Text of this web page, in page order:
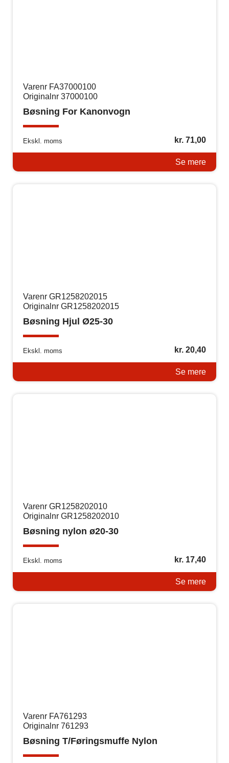
Varenr FA37000100
Originalnr 37000100
Bøsning For Kanonvogn
Ekskl. moms kr.71,00
Se mere
Varenr GR1258202015
Originalnr GR1258202015
Bøsning Hjul Ø25-30
Ekskl. moms kr.20,40
Se mere
Varenr GR1258202010
Originalnr GR1258202010
Bøsning nylon ø20-30
Ekskl. moms kr.17,40
Se mere
Varenr FA761293
Originalnr 761293
Bøsning T/Føringsmuffe Nylon